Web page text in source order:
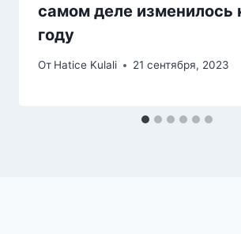
самом деле изменилось
году
От Hatice Kulali 21 сентября, 2023